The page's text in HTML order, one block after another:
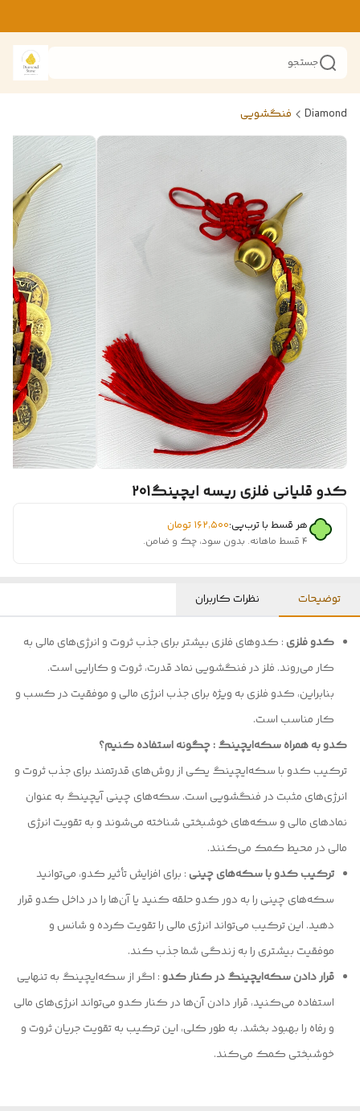
جستجو
Diamond فنگشویی
کدو قلیانی فلزی ریسه ایچینگ201
هر قسط با ترب‌پی:۱۶۲٬۵۰۰ تومان
۴ قسط ماهانه. بدون سود، چک و ضامن.
توضیحات نظرات کاربران
کدو فلزی : کدوهای فلزی بیشتر برای جذب ثروت و انرژی‌های مالی به
کار می‌روند. فلز در فنگشویی نماد قدرت، ثروت و کارایی است.
بنابراین، کدو فلزی به ویژه برای جذب انرژی مالی و موفقیت در کسب و
کار مناسب است.
کدو به همراه سکه‌ایچینگ : چگونه استفاده کنیم؟
ترکیب کدو با سکه‌ایچینگ یکی از روش‌های قدرتمند برای جذب ثروت و
انرژی‌های مثبت در فنگشویی است. سکه‌های چینی آیچینگ به عنوان
نمادهای مالی و سکه‌های خوشبختی شناخته می‌شوند و به تقویت انرژی
مالی در محیط کمک می‌کنند.
ترکیب کدو با سکه‌های چینی : برای افزایش تأثیر کدو، می‌توانید
سکه‌های چینی را به دور کدو حلقه کنید یا آن‌ها را در داخل کدو قرار
دهید. این ترکیب می‌تواند انرژی مالی را تقویت کرده و شانس و
موفقیت بیشتری را به زندگی شما جذب کند.
قرار دادن سکه‌ایچینگ در کنار کدو: اگر از سکه‌ایچینگ به تنهایی
استفاده می‌کنید، قرار دادن آن‌ها در کنار کدو می‌تواند انرژی‌های مالی
و رفاه را بهبود بخشد. به طور کلی، این ترکیب به تقویت جریان ثروت و
خوشبختی کمک می‌کند.